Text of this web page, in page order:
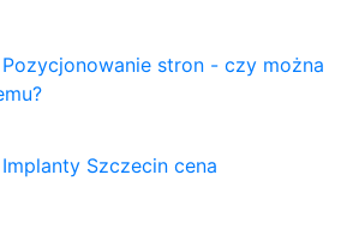
Pozycjonowanie stron - czy można
Implanty Szczecin cena